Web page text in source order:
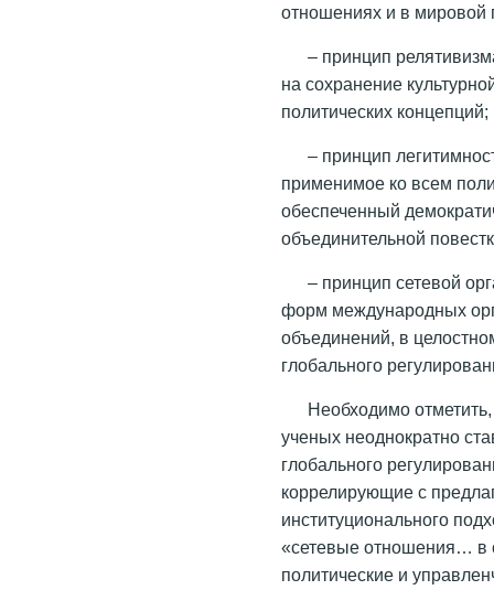
отношениях и в мировой
– принцип
на сохранение
политических концепций;
– принцип
применимое ко всем
обеспеченный
объединительной
– принцип сетевой
форм международных
объединений, в
глобального
Необходимо
ученых неоднократно
глобального
коррелирующие с
институционального
«сетевые отношения… в
политические и